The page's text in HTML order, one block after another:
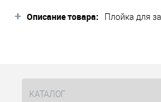
+ Описание товара:
Плойка для
КАТАЛОГ